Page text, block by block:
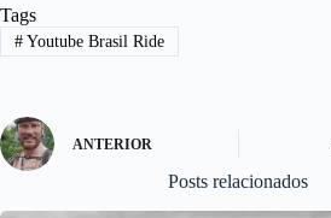
ok do
n
Tags
#Youtube Brasil Ride
ANTERIOR
Posts relacionados